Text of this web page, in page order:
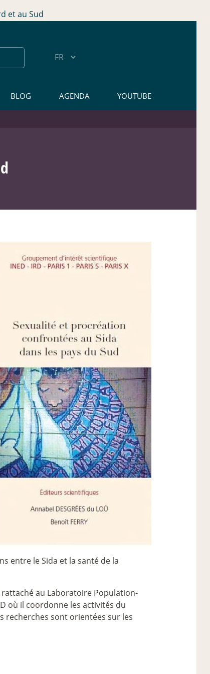
et au Sud
BLOG AGENDA YOUTUBE
entre le Sida et la santé de la
au Laboratoire Population-
où il coordonne les activités du
recherches sont orientées sur les